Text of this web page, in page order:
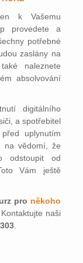
k Vašemu
provedete a
potřebné
zaslány na
naleznete
absolvování
digitálního
a spotřebitel
uplynutím
na vědomí, že
odstoupit od
Vám ještě
pro někoho
Kontaktujte naši